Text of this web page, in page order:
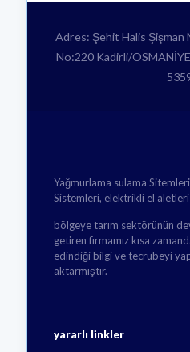
Adres: Şehit Halis Şişman
No:220 Kadirli/
Yağmurlama sulama
Sistemleri, elektrikli el aletleri
bölgeye tarım sektörünün
getiren firmamız kısa
edindiği bilgi ve tecrübeyi
aktarmıştır.
yararlı linkler